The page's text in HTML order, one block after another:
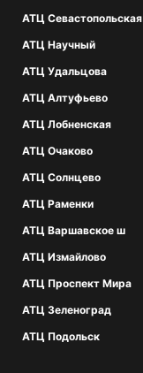
АТЦ Севастопольская
АТЦ Научный
АТЦ Удальцова
АТЦ Алтуфьево
АТЦ Лобненская
АТЦ Очаково
АТЦ Солнцево
АТЦ Раменки
АТЦ Варшавское ш
АТЦ Измайлово
АТЦ Проспект Мира
АТЦ Зеленоград
АТЦ Подольск